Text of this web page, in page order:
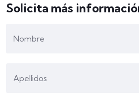
Solicita más